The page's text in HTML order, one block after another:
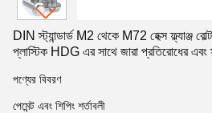
DIN স্ট্যান্ডার্ড M2 থেকে M72 হেক্স ফ্ল্যাঞ্জ
প্লাস্টিক HDG এর সাথে জারা প্রতিরোধের এবং
পণ্যের বিবরণ
পেমেন্ট এবং শিপিং শর্তাবলী